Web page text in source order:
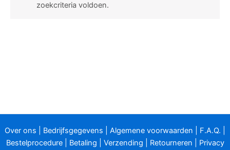
zoekcriteria voldoen.
Over ons Bedrijfsgegevens Algemene voorwaarden F.A.Q.
Bestelprocedure| Betaling Verzending Retourneren
Privacy